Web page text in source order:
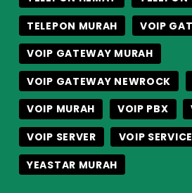
TELEPON MURAH
VOIP
VOIP GATEWAY MURAH
VOIP GATEWAY NEWROCK
VOIP MURAH
VOIP PBX
VOIP SERVER
VOIP SERVICE
YEASTAR MURAH